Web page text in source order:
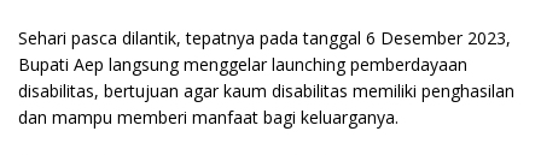
Sehari pasca dilantik, tepatnya pada tanggal 6 Desember 2023,
Bupati Aep langsung menggelar launching pemberdayaan
disabilitas, bertujuan agar kaum disabilitas memiliki penghasilan
dan mampu memberi manfaat bagi keluarganya.